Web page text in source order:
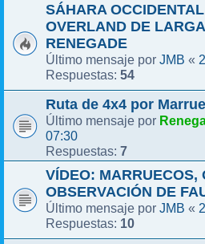
SÁHARA
OVERLAND DE
RENEGADE
Último mensaje por JMB «
Respuestas: 54
Ruta de 4x4 por
Último mensaje por
07:30
Respuestas: 7
VÍDEO: MARRUECOS,
OBSERVACIÓN DE
Último mensaje por JMB «
Respuestas: 10